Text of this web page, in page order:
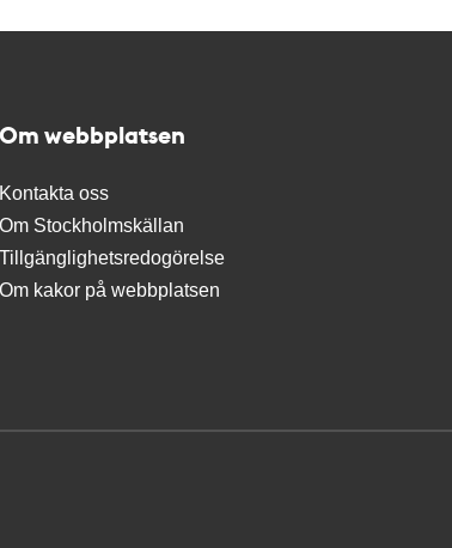
Om webbplatsen
Kontakta oss
Om Stockholmskällan
Tillgänglighetsredogörelse
Om kakor på webbplatsen